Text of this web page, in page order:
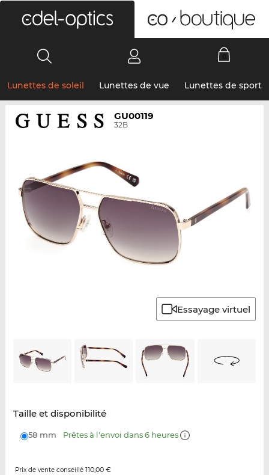
Lunettes de soleil Lunettes de vue Lunettes de sport
GU00119
32B
Essayage virtuel
Taille et disponibilité
58 mm Prêtes à l'envoi dans 6 heures
Prix de vente conseillé 110,00 €